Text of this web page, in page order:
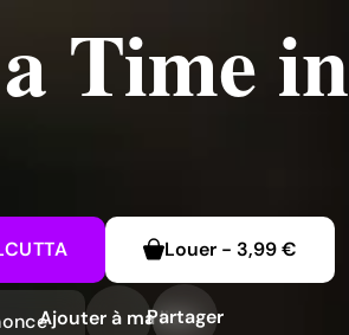
Time in
Louer - 3,99 €
Ajouter à ma liste
Partager